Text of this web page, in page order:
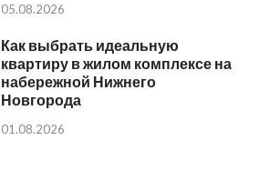
05.08.2026
Как выбрать идеальную
квартиру в жилом комплексе на
набережной Нижнего
Новгорода
01.08.2026